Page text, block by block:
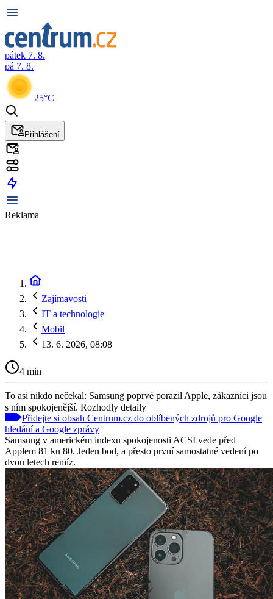
pátek 7. 8.
pá 7. 8.
25°C
Přihlášení
Reklama
Zajímavosti
IT a technologie
Mobil
13. 6. 2026, 08:08
4 min
To asi nikdo nečekal: Samsung poprvé porazil Apple, zákazníci jsou
s ním spokojenější. Rozhodly detaily
Přidejte si obsah Centrum.cz do oblíbených zdrojů pro Google
hledání a Google zprávy
Samsung v americkém indexu spokojenosti ACSI vede před
Applem 81 ku 80. Jeden bod, a přesto první samostatné vedení po
dvou letech remíz.